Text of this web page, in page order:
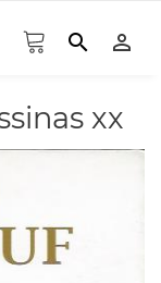
search person_outline
xx